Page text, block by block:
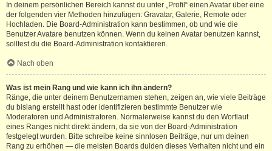
In deinem persönlichen Bereich kannst du unter „Profil“ einen Avatar über eine
der folgenden vier Methoden hinzufügen: Gravatar, Galerie, Remote oder
Hochladen. Die Board-Administration kann bestimmen, ob und wie die
Benutzer Avatare benutzen können. Wenn du keinen Avatar benutzen kannst,
solltest du die Board-Administration kontaktieren.
Nach oben
Was ist mein Rang und wie kann ich ihn ändern?
Ränge, die unter deinem Benutzernamen stehen, zeigen an, wie viele Beiträge
du bislang erstellt hast oder identifizieren bestimmte Benutzer wie
Moderatoren und Administratoren. Normalerweise kannst du den Wortlaut
eines Ranges nicht direkt ändern, da sie von der Board-Administration
festgelegt wurden. Bitte schreibe keine sinnlosen Beiträge, nur um deinen
Rang zu erhöhen — die meisten Boards dulden dieses Verhalten nicht und ein